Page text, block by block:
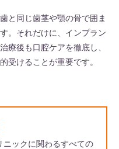
と同じ歯茎や顎の骨で囲ま
。それだけに、インプラン
療後も口腔ケアを徹底し、
受けることが重要です。
ニックに関わるすべての